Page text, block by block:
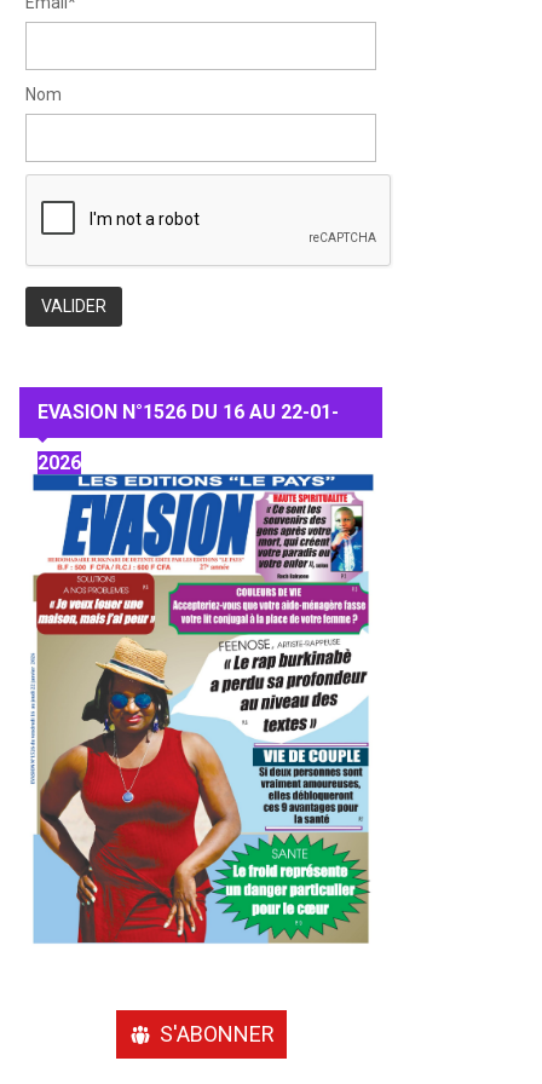
Nom
EVASION N°1526 DU 16 AU 22-01-
2026
S'ABONNER